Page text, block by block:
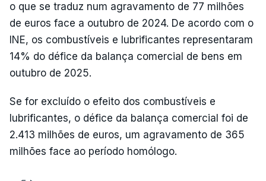
o que se traduz num agravamento de 77 milhões
de euros face a outubro de 2024. De acordo com o
INE, os combustíveis e lubrificantes representaram
14% do défice da balança comercial de bens em
outubro de 2025.
Se for excluído o efeito dos combustíveis e
lubrificantes, o défice da balança comercial foi de
2.413 milhões de euros, um agravamento de 365
milhões face ao período homólogo.